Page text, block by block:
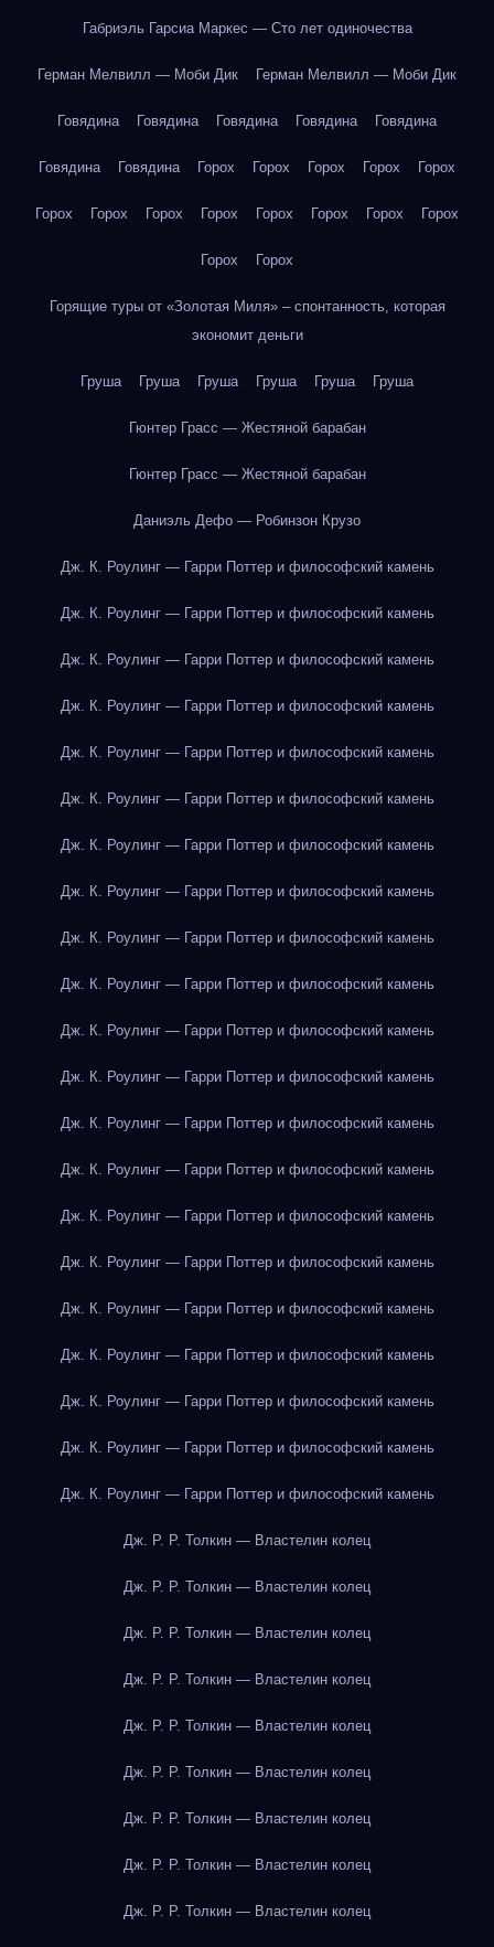
Габриэль Гарсиа Маркес — Сто лет одиночества
Герман Мелвилл — Моби Дик Герман Мелвилл — Моби Дик
Говядина Говядина Говядина Говядина Говядина
Говядина Говядина Горох Горох Горох Горох Горох
Горох Горох Горох Горох Горох Горох Горох Горох
Горох Горох
Горящие туры от «Золотая Миля» – спонтанность, которая
экономит деньги
Груша Груша Груша Груша Груша Груша
Гюнтер Грасс — Жестяной барабан
Гюнтер Грасс — Жестяной барабан
Даниэль Дефо — Робинзон Крузо
Дж. К. Роулинг — Гарри Поттер и философский камень
Дж. К. Роулинг — Гарри Поттер и философский камень
Дж. К. Роулинг — Гарри Поттер и философский камень
Дж. К. Роулинг — Гарри Поттер и философский камень
Дж. К. Роулинг — Гарри Поттер и философский камень
Дж. К. Роулинг — Гарри Поттер и философский камень
Дж. К. Роулинг — Гарри Поттер и философский камень
Дж. К. Роулинг — Гарри Поттер и философский камень
Дж. К. Роулинг — Гарри Поттер и философский камень
Дж. К. Роулинг — Гарри Поттер и философский камень
Дж. К. Роулинг — Гарри Поттер и философский камень
Дж. К. Роулинг — Гарри Поттер и философский камень
Дж. К. Роулинг — Гарри Поттер и философский камень
Дж. К. Роулинг — Гарри Поттер и философский камень
Дж. К. Роулинг — Гарри Поттер и философский камень
Дж. К. Роулинг — Гарри Поттер и философский камень
Дж. К. Роулинг — Гарри Поттер и философский камень
Дж. К. Роулинг — Гарри Поттер и философский камень
Дж. К. Роулинг — Гарри Поттер и философский камень
Дж. К. Роулинг — Гарри Поттер и философский камень
Дж. К. Роулинг — Гарри Поттер и философский камень
Дж. Р. Р. Толкин — Властелин колец
Дж. Р. Р. Толкин — Властелин колец
Дж. Р. Р. Толкин — Властелин колец
Дж. Р. Р. Толкин — Властелин колец
Дж. Р. Р. Толкин — Властелин колец
Дж. Р. Р. Толкин — Властелин колец
Дж. Р. Р. Толкин — Властелин колец
Дж. Р. Р. Толкин — Властелин колец
Дж. Р. Р. Толкин — Властелин колец